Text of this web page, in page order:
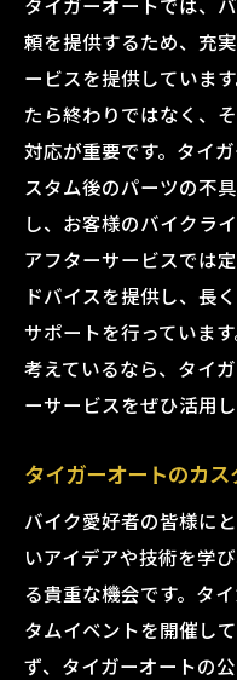
頼を提供するため、充
ービスを提供していま
たら終わりではなく、
対応が重要です。タイ
スタム後のパーツの不
し、お客様のバイクラ
アフターサービスでは
ドバイスを提供し、長
サポートを行っていま
考えているなら、タイ
ーサービスをぜひ活用し
タイガーオートのカ
バイク愛好者の皆様に
いアイデアや技術を学
る貴重な機会です。タ
タムイベントを開催し
ず、タイガーオートの